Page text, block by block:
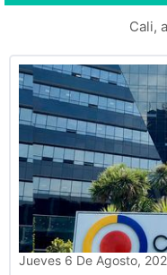
Cali,
Jueves 6 De Agosto,